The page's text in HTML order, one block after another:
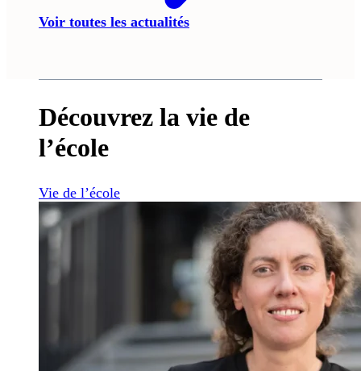
Voir toutes les actualités
Découvrez la vie de
l’école
Vie de l’école